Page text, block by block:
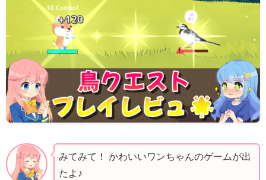
みてみて！ かわいいワンちゃんのゲームが出
たよ♪